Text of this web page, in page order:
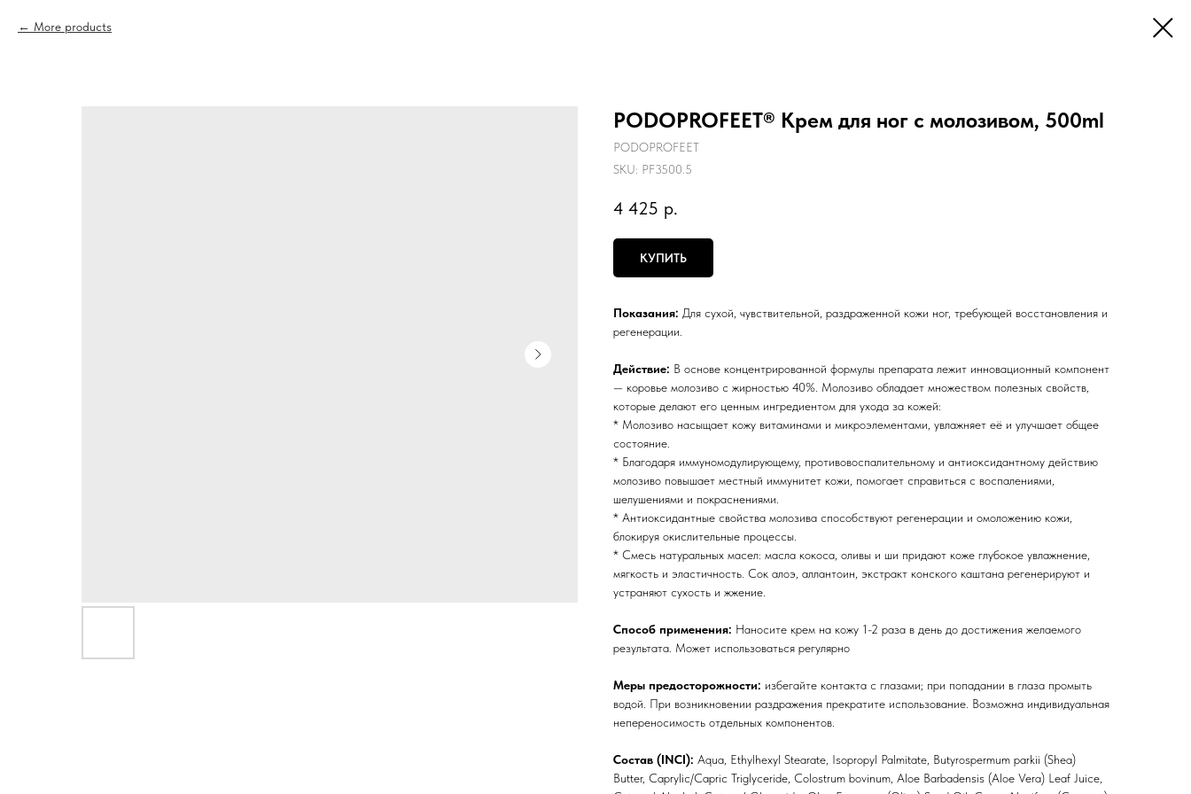
More products
PODOPROFEET® Крем для ног с молозивом, 500ml
PODOPROFEET
SKU: PF3500.5
4 425 р.
КУПИТЬ
Показания: Для сухой, чувствительной, раздраженной кожи ног, требующей восстановления и
регенерации.
Действие: В основе концентрированной формулы препарата лежит инновационный компонент
— коровье молозиво с жирностью 40%. Молозиво обладает множеством полезных свойств,
которые делают его ценным ингредиентом для ухода за кожей:
* Молозиво насыщает кожу витаминами и микроэлементами, увлажняет её и улучшает общее
состояние.
* Благодаря иммуномодулирующему, противовоспалительному и антиоксидантному действию
молозиво повышает местный иммунитет кожи, помогает справиться с воспалениями,
шелушениями и покраснениями.
* Антиоксидантные свойства молозива способствуют регенерации и омоложению кожи,
блокируя окислительные процессы.
* Смесь натуральных масел: масла кокоса, оливы и ши придают коже глубокое увлажнение,
мягкость и эластичность. Сок алоэ, аллантоин, экстракт конского каштана регенерируют и
устраняют сухость и жжение.
Способ применения: Наносите крем на кожу 1-2 раза в день до достижения желаемого
результата. Может использоваться регулярно
Меры предосторожности: избегайте контакта с глазами; при попадании в глаза промыть
водой. При возникновении раздражения прекратите использование. Возможна индивидуальная
непереносимость отдельных компонентов.
Состав (INCI): Aqua, Ethylhexyl Stearate, Isopropyl Palmitate, Butyrospermum parkii (Shea)
Butter, Caprylic/Capric Triglyceride, Colostrum bovinum, Aloe Barbadensis (Aloe Vera) Leaf Juice,